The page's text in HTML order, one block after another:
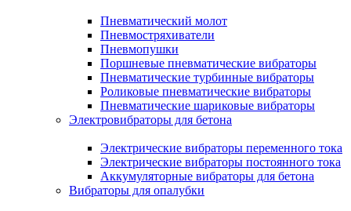
Пневматический молот
Пневмостряхиватели
Пневмопушки
Поршневые пневматические вибраторы
Пневматические турбинные вибраторы
Роликовые пневматические вибраторы
Пневматические шариковые вибраторы
Электровибраторы для бетона
Электрические вибраторы переменного тока
Электрические вибраторы постоянного тока
Аккумуляторные вибраторы для бетона
Вибраторы для опалубки